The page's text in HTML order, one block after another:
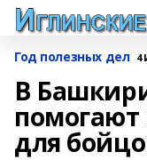
Год полезных дел 4
В
помогают
для